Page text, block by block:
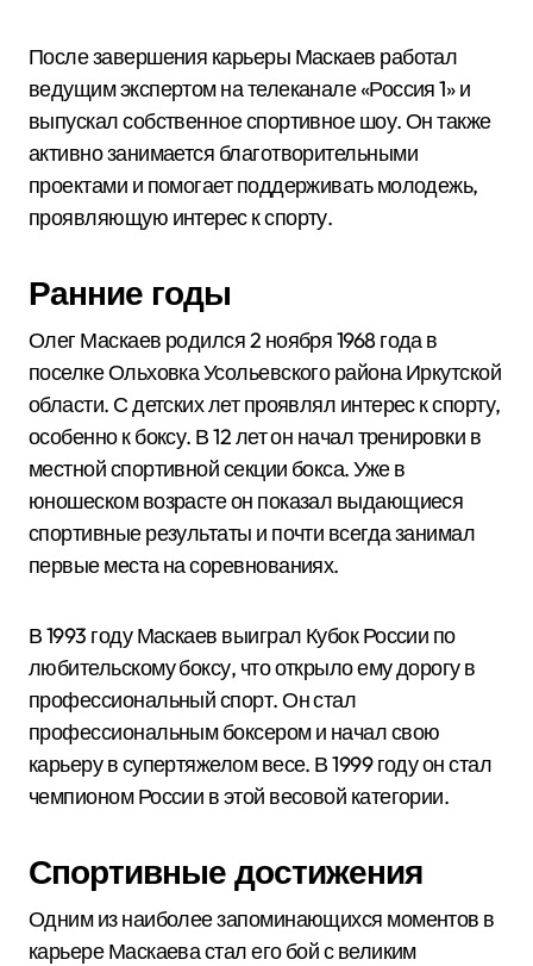
После завершения карьеры Маскаев работал
ведущим экспертом на телеканале «Россия 1» и
выпускал собственное спортивное шоу. Он также
активно занимается благотворительными
проектами и помогает поддерживать молодежь,
проявляющую интерес к спорту.
Ранние годы
Олег Маскаев родился 2 ноября 1968 года в
поселке Ольховка Усольевского района Иркутской
области. С детских лет проявлял интерес к спорту,
особенно к боксу. В 12 лет он начал тренировки в
местной спортивной секции бокса. Уже в
юношеском возрасте он показал выдающиеся
спортивные результаты и почти всегда занимал
первые места на соревнованиях.
В 1993 году Маскаев выиграл Кубок России по
любительскому боксу, что открыло ему дорогу в
профессиональный спорт. Он стал
профессиональным боксером и начал свою
карьеру в супертяжелом весе. В 1999 году он стал
чемпионом России в этой весовой категории.
Спортивные достижения
Одним из наиболее запоминающихся моментов в
карьере Маскаева стал его бой с великим